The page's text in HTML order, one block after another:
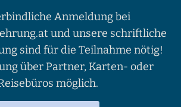
Anmeldung bei
und unsere schriftliche
sind für die Teilnahme nötig!
über Partner, Karten- oder
möglich.